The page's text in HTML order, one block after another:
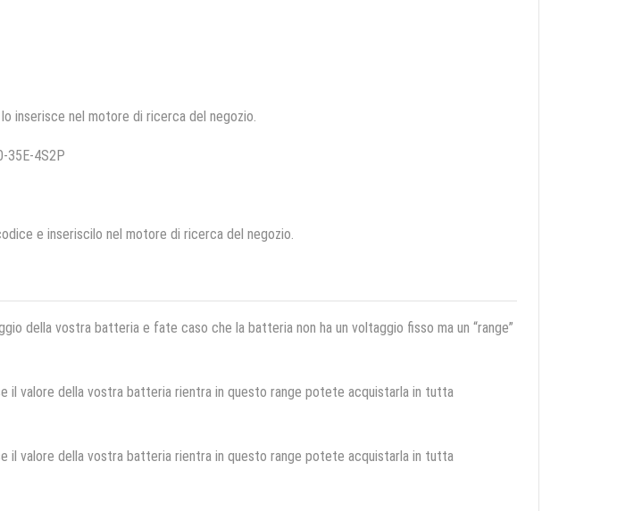
inserisce nel motore di ricerca del negozio.
35E-4S2P
e inseriscilo nel motore di ricerca del negozio.
della vostra batteria e fate caso che la batteria non ha un voltaggio fisso ma un “range”
il valore della vostra batteria rientra in questo range potete acquistarla in tutta
il valore della vostra batteria rientra in questo range potete acquistarla in tutta